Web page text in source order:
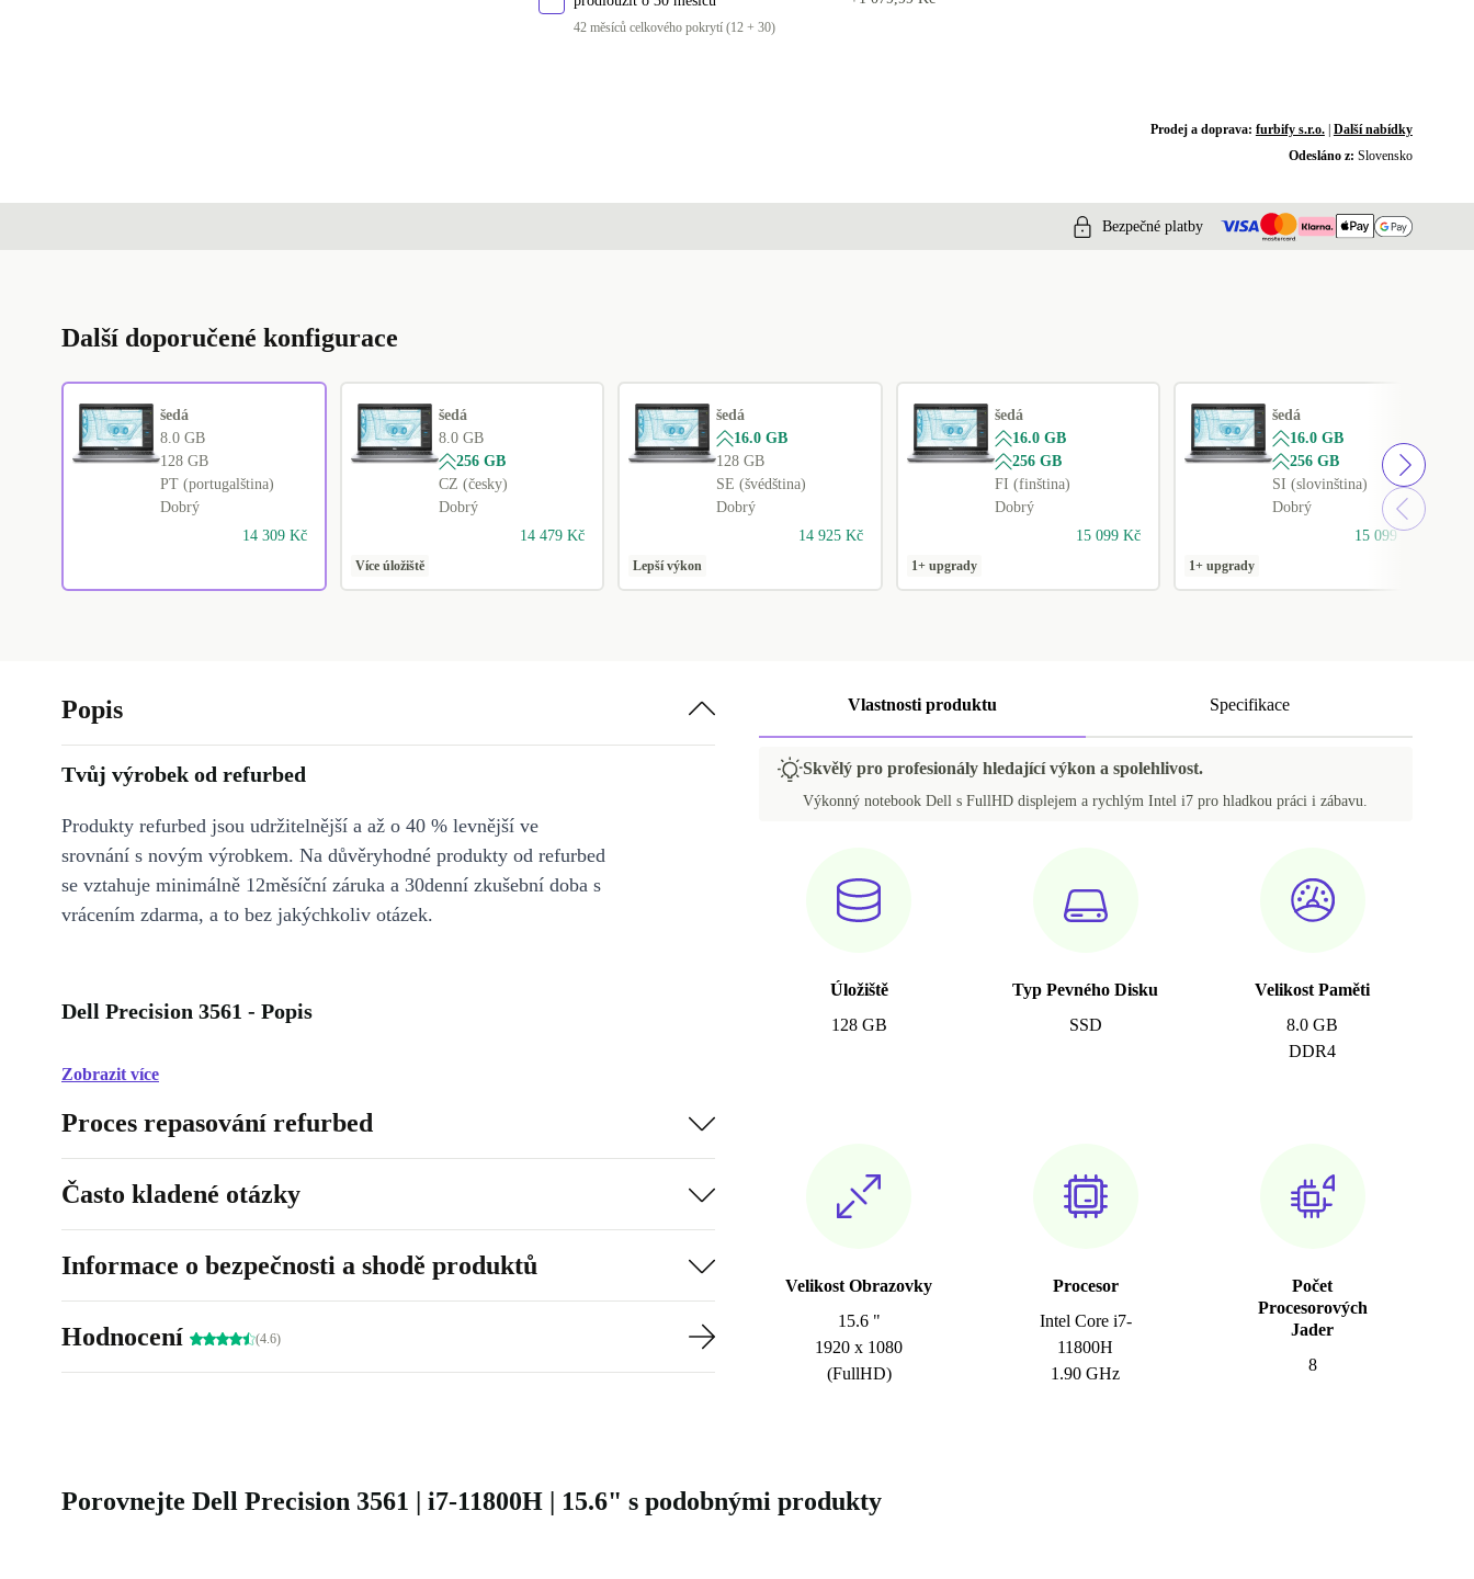
PT (portugalština)
42 měsíců celkového pokrytí (12 + 30)
Prodej a doprava: furbify s.r.o.| Další nabídky
Odesláno z: Slovensko
Bezpečné platby
Další doporučené konfigurace
šedá
8.0 GB
128 GB
PT (portugalština)
Dobrý
14 309 Kč
šedá
8.0 GB
256 GB
CZ (česky)
Dobrý
14 479 Kč
Více úložiště
šedá
16.0 GB
128 GB
SE (švédština)
Dobrý
14 925 Kč
Lepší výkon
šedá
16.0 GB
256 GB
FI (finština)
Dobrý
15 099 Kč
1+ upgrady
šedá
16.0 GB
256 GB
SI (slovinština)
Dobrý
15 099 Kč
1+ upgrady
Vlastnosti produktu Specifikace
Skvělý pro profesionály hledající výkon a spolehlivost.
Výkonný notebook Dell s FullHD displejem a rychlým Intel i7 pro hladkou práci i zábavu.
Úložiště
128 GB
Typ Pevného Disku
SSD
Velikost Paměti
8.0 GB
DDR4
Velikost Obrazovky
15.6 "
1920 x 1080
(FullHD)
Procesor
Intel Core i7-
11800H
1.90 GHz
Počet
Procesorových
Jader
8
Popis
Tvůj výrobek od refurbed
Produkty refurbed jsou udržitelnější a až o 40 % levnější ve
srovnání s novým výrobkem. Na důvěryhodné produkty od refurbed
se vztahuje minimálně 12měsíční záruka a 30denní zkušební doba s
vrácením zdarma, a to bez jakýchkoliv otázek.
Dell Precision 3561 - Popis
Zobrazit více
Proces repasování refurbed
Často kladené otázky
Informace o bezpečnosti a shodě produktů
Hodnocení (4.6)
Porovnejte Dell Precision 3561 | i7-11800H | 15.6" s podobnými produkty